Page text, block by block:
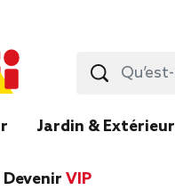
Jardin & Extérieur
Devenir VIP